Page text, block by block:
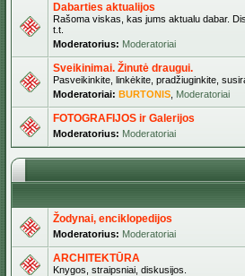
Dabarties aktualijos
Rašoma viskas, kas jums aktualu dabar.
t.t.
Moderatorius: Moderatoriai
Sveikinimai. Žinutė draugui.
Pasveikinkite, linkėkite, pradžiuginkite,
Moderatoriai: BURTONIS Moderatoriai
FOTOGRAFIJOS ir Galerijos
Moderatorius: Moderatoriai
Žodynai, enciklopedijos
Moderatorius: Moderatoriai
ARCHITEKTŪRA
Knygos, straipsniai, diskusijos.